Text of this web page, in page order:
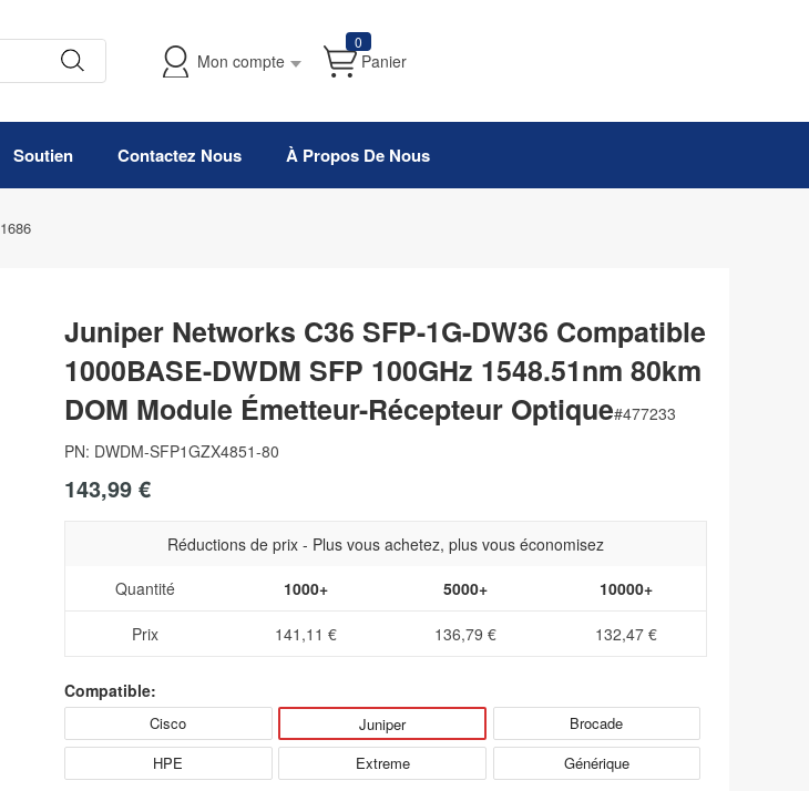
Mon compte
0
Panier
Soutien Contactez Nous À Propos De Nous
1686
Juniper Networks C36 SFP-1G-DW36 Compatible
1000BASE-DWDM SFP 100GHz 1548.51nm 80km
DOM Module Émetteur-Récepteur Optique#477233
PN: DWDM-SFP1GZX4851-80
143,99 €
Réductions de prix - Plus vous achetez, plus vous économisez
Quantité
1000+ 5000+ 10000+
Prix 141,11 € 136,79 € 132,47 €
Compatible:
Cisco Juniper
Brocade
HPE
Extreme Générique